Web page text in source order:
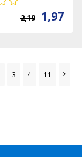
2,19 1,97
3 4 11